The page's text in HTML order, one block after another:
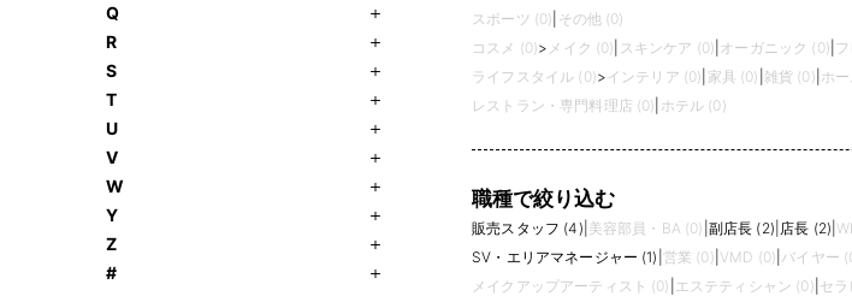
Q
R
S
T
U
V
W
Y
Z
#
スポーツ (0) その他 (0)
コスメ (0)> メイク (0) スキンケア (0) オーガニック (0)
ライフスタイル (0)> インテリア (0) 家具 (0) 雑貨 (0) ホ
レストラン・専門料理店 (0) ホテル (0)
職種で絞り込む
販売スタッフ (4) 美容部員・BA (0) 副店長 (2) 店長 (2)
SV・エリアマネージャー (1) 営業 (0) VMD (0) バイヤー
メイクアップアーティスト (0) エステティシャン (0) セ